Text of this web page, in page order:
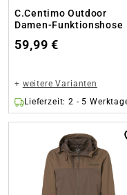
C.Centimo Outdoor
Damen-Funktionshose
59,99 €
+ weitere Varianten
Lieferzeit: 2 - 5